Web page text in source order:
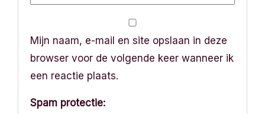
Mijn naam, e-mail en site opslaan in deze
browser voor de volgende keer wanneer ik
een reactie plaats.
Spam protectie: